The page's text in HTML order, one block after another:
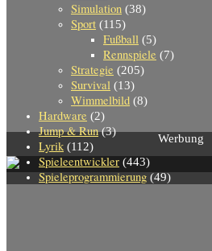
Simulation (38)
Sport (115)
Fußball (5)
Rennspiele (7)
Strategie (205)
Survival (13)
Wimmelbild (8)
Hardware (2)
Jump & Run(3)
Lyrik (112)
Spieleentwickler (443)
Spieleprogrammierung (49)
Werbung